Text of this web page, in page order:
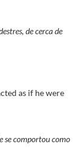
de cerca de
as if he were
se comportou como